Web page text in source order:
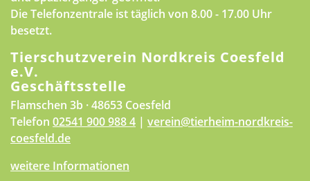
Die Telefonzentrale ist täglich von 8.00 - 17.00 Uhr
besetzt.
Tierschutzverein Nordkreis Coesfeld
e.V.
Geschäftsstelle
Flamschen 3b · 48653 Coesfeld
Telefon 02541 900 988 4 | verein@tierheim-nordkreis-
coesfeld.de
weitere Informationen